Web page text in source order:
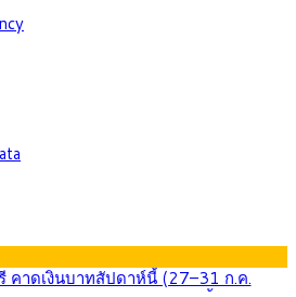
คาดเงินบาทสัปดาห์นี้ (27–31 ก.ค.